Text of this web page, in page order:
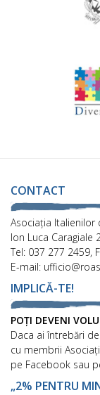
CONTACT
Asociaţia Italienilor
Ion Luca Caragiale
Tel: 037 277 2459,
E-mail:
IMPLICĂ-TE!
POȚI DEVENI
Daca ai întrebări
cu membrii
pe Facebook sau
„2% PENTRU